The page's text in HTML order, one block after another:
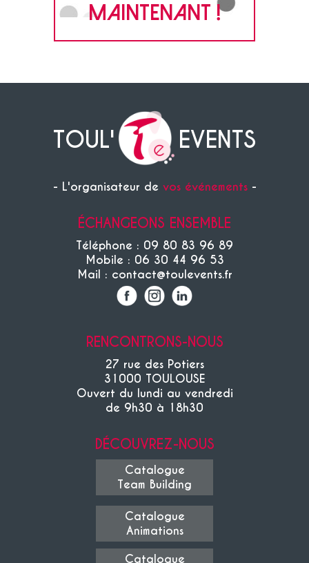
MAINTENANT !
TOUL' EVENTS
- L'organisateur de vos événements-
ÉCHANGEONS ENSEMBLE
Téléphone : 09 80 83 96 89
Mobile : 06 30 44 96 53
Mail : contact@toulevents.fr
RENCONTRONS-NOUS
27 rue des Potiers
31000 TOULOUSE
Ouvert du lundi au vendredi
de 9h30 à 18h30
DÉCOUVREZ-NOUS
Catalogue
Team Building
Catalogue
Animations
Catalogue